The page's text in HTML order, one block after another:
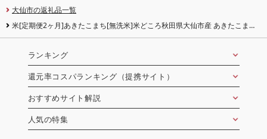
大仙市の返礼品一覧
米[定期便2ヶ月]あきたこまち[無洗米]米どころ秋田県大仙市産 あきたこまち
ランキング
還元率コスパランキング（提携サイト）
おすすめサイト解説
人気の特集